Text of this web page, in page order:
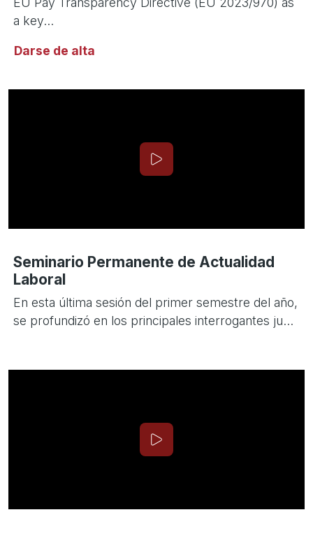
a key...
Darse de alta
Seminario Permanente de Actualidad
Laboral
En esta última sesión del primer semestre del año,
se profundizó en los principales interrogantes ju...